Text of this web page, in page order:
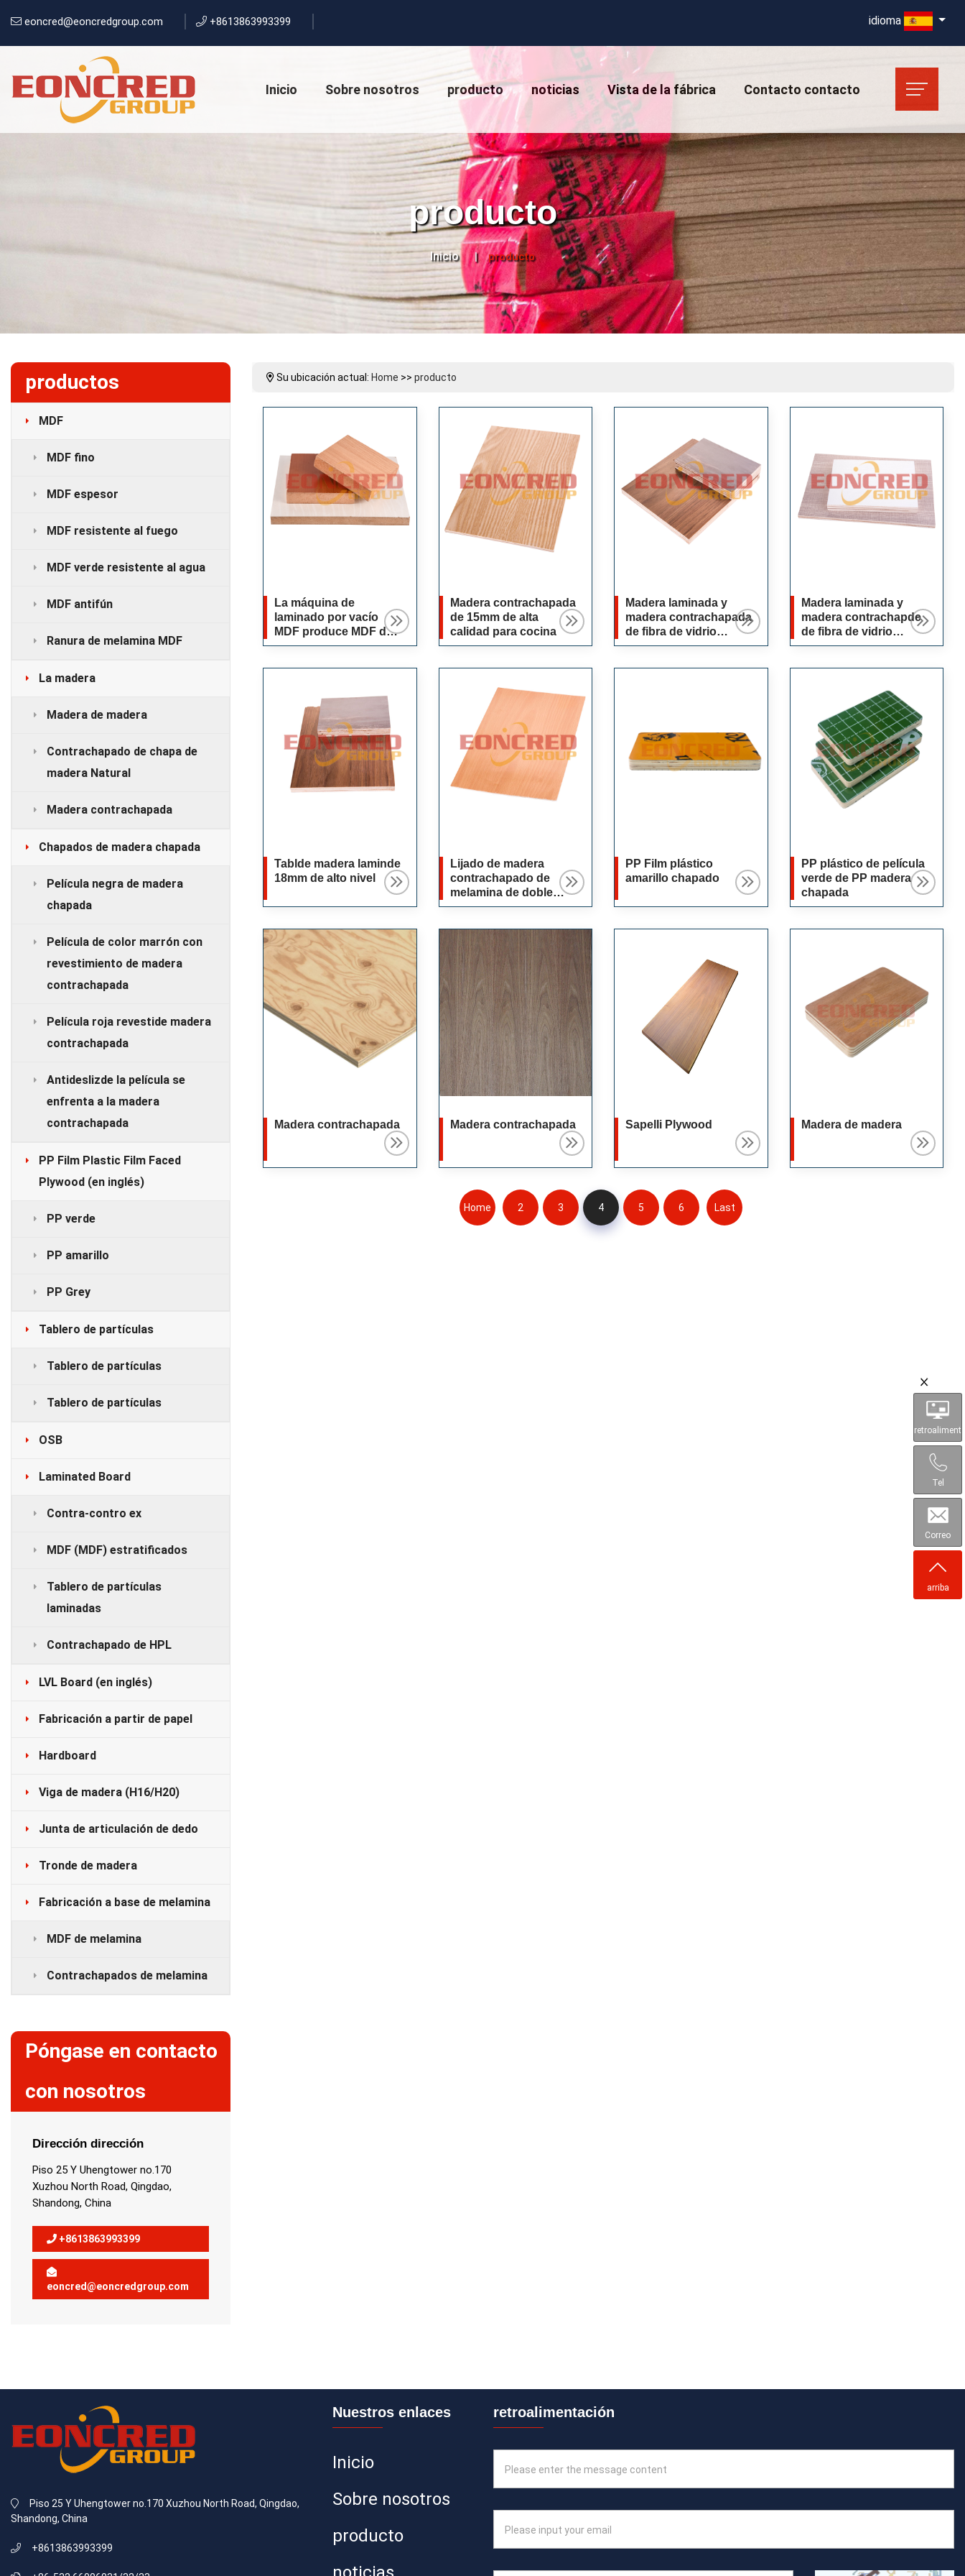
eoncred@eoncredgroup.com +8613863993399 idioma
Inicio Sobre nosotros producto noticias Vista de la fábrica Contacto contacto
producto
Inicio producto
productos
MDF
MDF fino
MDF espesor
MDF resistente al fuego
MDF verde resistente al agua
MDF antifún
Ranura de melamina MDF
La madera
Madera de madera
Contrachapado de chapa de
madera Natural
Madera contrachapada
Chapados de madera chapada
Película negra de madera
chapada
Película de color marrón con
revestimiento de madera
contrachapada
Película roja revestide madera
contrachapada
Antideslizde la película se
enfrenta a la madera
contrachapada
PP Film Plastic Film Faced
Plywood (en inglés)
PP verde
PP amarillo
PP Grey
Tablero de partículas
Tablero de partículas
Tablero de partículas
OSB
Laminated Board
Contra-contro ex
MDF (MDF) estratificados
Tablero de partículas
laminadas
Contrachapado de HPL
LVL Board (en inglés)
Fabricación a partir de papel
Hardboard
Viga de madera (H16/H20)
Junta de articulación de dedo
Tronde de madera
Fabricación a base de melamina
MDF de melamina
Contrachapados de melamina
Póngase en contacto
con nosotros
Dirección dirección
Piso 25 Y Uhengtower no.170
Xuzhou North Road, Qingdao,
Shandong, China
+8613863993399
eoncred@eoncredgroup.com
Su ubicación actual: Home >> producto
La máquina de
laminado por vacío
MDF produce MDF de
alta calidad
Madera contrachapada
de 15mm de alta
calidad para cocina
Madera laminada y
madera contrachapada
de fibra de vidrio
cocina doble
Madera laminada y
madera contrachapde
de fibra de vidrio
cocina de doble cara
Tablde madera laminde
18mm de alto nivel
Lijado de madera
contrachapado de
melamina de doble
lado
PP Film plástico
amarillo chapado
PP plástico de película
verde de PP madera
chapada
Madera contrachapada Madera contrachapada Sapelli Plywood Madera de madera
Home 2 3 4 5 6 Last
Piso 25 Y Uhengtower no.170 Xuzhou North Road, Qingdao,
Shandong, China
+8613863993399
Nuestros enlaces
Inicio
Sobre nosotros
producto
retroalimentación
retroaliment
ación
Tel
Correo
arriba